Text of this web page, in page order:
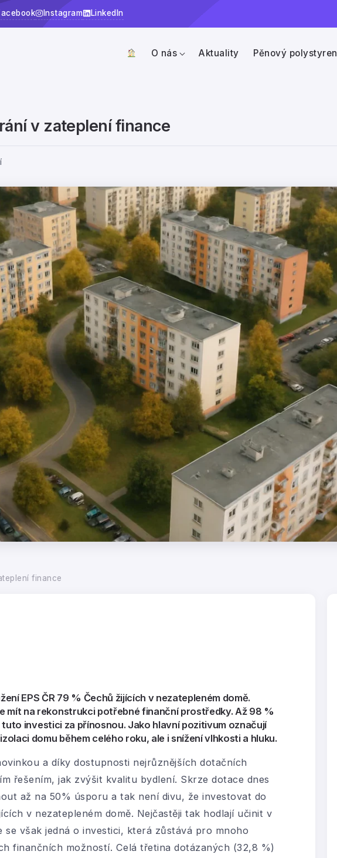
Instagram LinkedIn
O nás Aktuality Pěnový polystyren
v zateplení finance
finance
EPS ČR 79 % Čechů žijících v nezatepleném domě.
mít na rekonstrukci potřebné finanční prostředky. Až 98 %
investici za přínosnou. Jako hlavní pozitivum označují
domu během celého roku, ale i snížení vlhkosti a hluku.
a díky dostupnosti nejrůznějších dotačních
řešením, jak zvýšit kvalitu bydlení. Skrze dotace dnes
až na 50% úsporu a tak není divu, že investovat do
v nezatepleném domě. Nejčastěji tak hodlají učinit v
však jedná o investici, která zůstává pro mnoho
finančních možností. Celá třetina dotázaných (32,8 %)